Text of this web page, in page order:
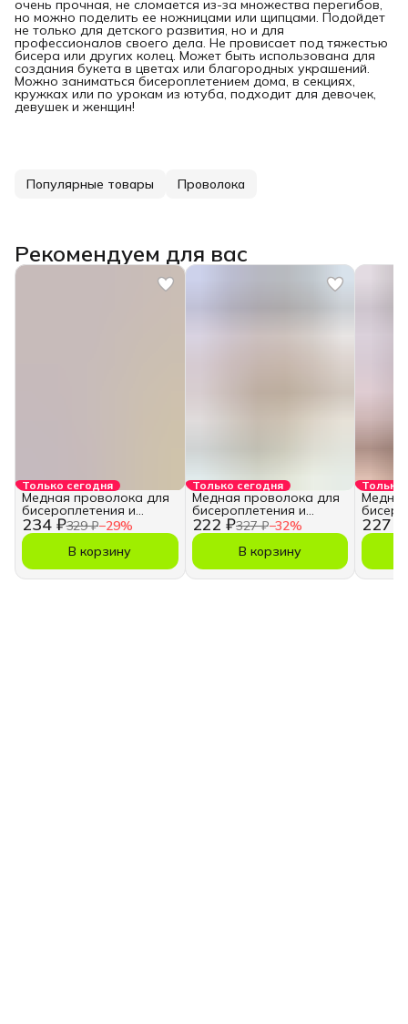
очень прочная, не сломается из-за множества перегибов,
но можно поделить ее ножницами или щипцами. Подойдет
не только для детского развития, но и для
профессионалов своего дела. Не провисает под тяжестью
бисера или других колец. Может быть использована для
создания букета в цветах или благородных украшений.
Можно заниматься бисероплетением дома, в секциях,
кружках или по урокам из ютуба, подходит для девочек,
девушек и женщин!
Популярные товары Проволока
Рекомендуем для вас
Только сегодня
234 ₽329 ₽−29%
Медная проволока для
бисероплетения и
рукоделия
В корзину
Только сегодня
222 ₽327 ₽−32%
Медная проволока для
бисероплетения и
рукоделия
В корзину
Только
227 ₽